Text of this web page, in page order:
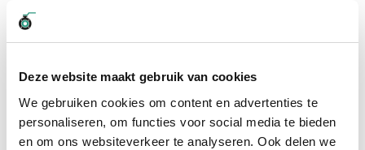
Deze website maakt gebruik van cookies
We gebruiken cookies om content en advertenties te
personaliseren, om functies voor social media te bieden
en om ons websiteverkeer te analyseren. Ook delen we
Meer informatie
Meer informatie